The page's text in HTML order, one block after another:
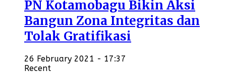
PN Kotamobagu Bikin Aksi
Bangun Zona Integritas dan
Tolak Gratifikasi
26 February 2021 - 17:37
Recent